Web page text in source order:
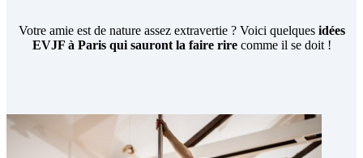
Votre amie est de nature assez extravertie ? Voici quelques idées
EVJF à Paris qui sauront la faire rirecomme il se doit !